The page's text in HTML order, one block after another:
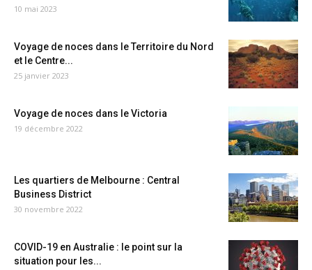
10 mai 2023
Voyage de noces dans le Territoire du Nord
et le Centre...
25 janvier 2023
Voyage de noces dans le Victoria
19 décembre 2022
Les quartiers de Melbourne : Central
Business District
30 novembre 2022
COVID-19 en Australie : le point sur la
situation pour les...